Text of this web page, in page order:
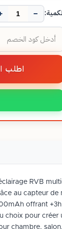
الكمية: −
اطلب
RVB
au capteur de
offrant +3h
choix pour créer
chambre,